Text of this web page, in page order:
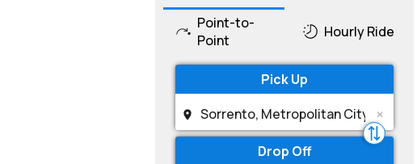
Point-to-
Point
Hourly Ride
Pick Up
Drop Off